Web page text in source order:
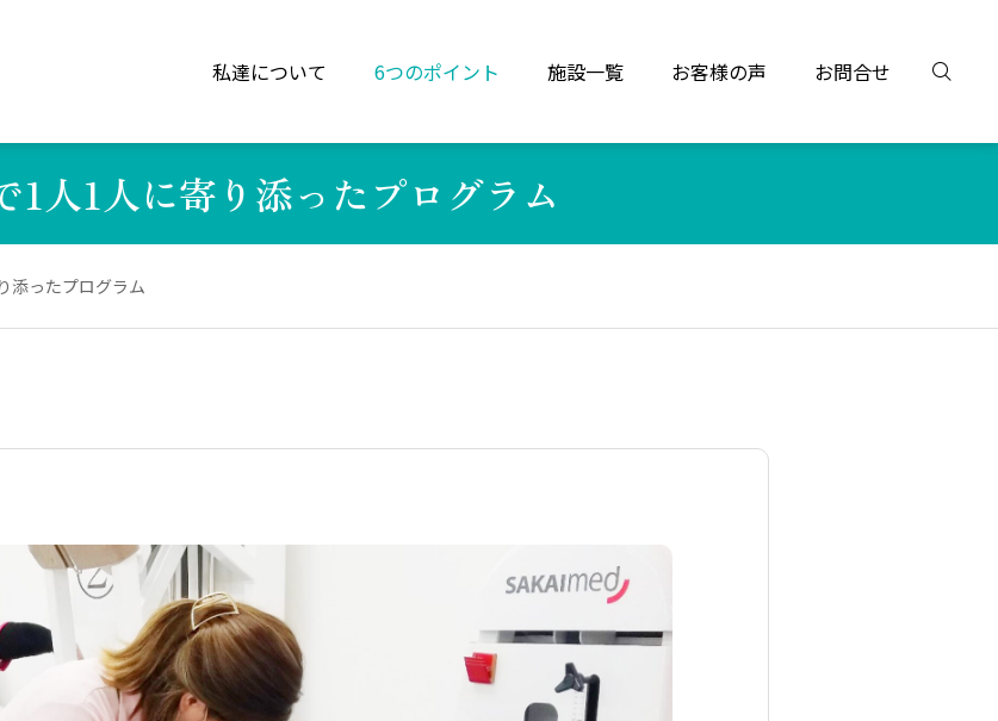
私達について 6つのポイント 施設一覧 お客様の声 お問合せ
1人1人に寄り添ったプログラム
添ったプログラム